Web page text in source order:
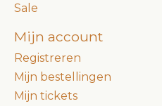
Sale
Mijn account
Registreren
Mijn bestellingen
Mijn tickets